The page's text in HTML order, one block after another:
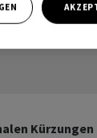
Kürzungen